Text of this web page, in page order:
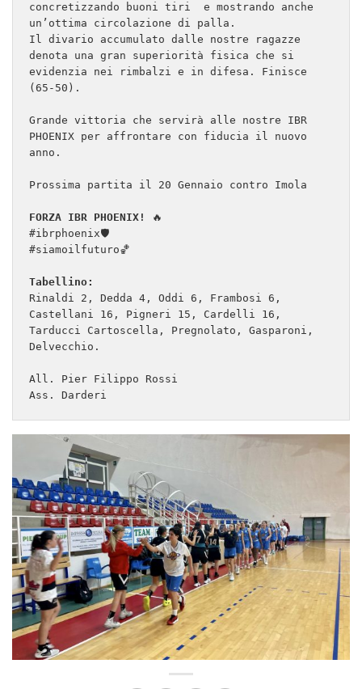
concretizzando buoni tiri  e mostrando anche
un’ottima circolazione di palla.
Il divario accumulato dalle nostre ragazze
denota una gran superiorità fisica che si
evidenzia nei rimbalzi e in difesa. Finisce
(65-50).
Grande vittoria che servirà alle nostre IBR
PHOENIX per affrontare con fiducia il nuovo
anno.
Prossima partita il 20 Gennaio contro Imola
FORZA IBR PHOENIX!
🔥
#ibrphoenix🛡
#siamoilfuturo🏀
Tabellino:
Rinaldi 2, Dedda 4, Oddi 6, Frambosi 6,
Castellani 16, Pigneri 15, Cardelli 16,
Tarducci Cartoscella, Pregnolato, Gasparoni,
Delvecchio.
All. Pier Filippo Rossi
Ass. Darderi